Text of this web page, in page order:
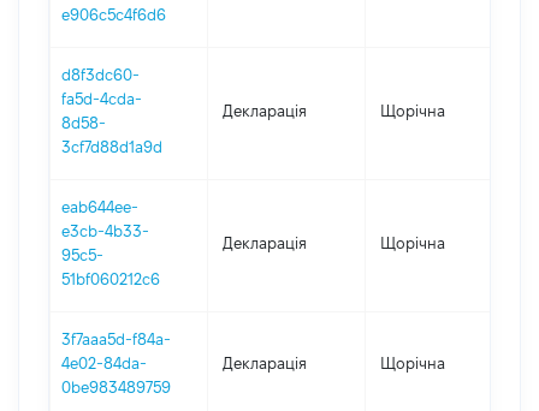
e906c5c4f6d6
d8f3dc60-
fa5d-4cda-
8d58-
3cf7d88d1a9d
Декларація Щорічна
eab644ee-
e3cb-4b33-
95c5-
51bf060212c6
Декларація Щорічна
3f7aaa5d-f84a-
4e02-84da-
0be983489759
Декларація Щорічна